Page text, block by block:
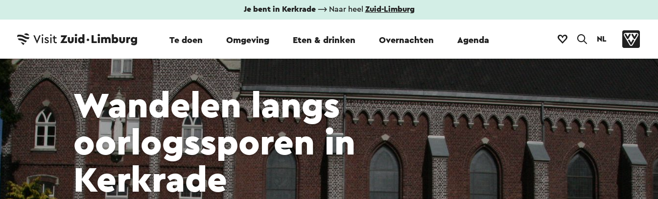
Je bent in Kerkrade⟶ Naar heel Zuid-Limburg
Te doen Omgeving Eten & drinken Overnachten Agenda NL
Wandelen langs
oorlogssporen in
Kerkrade